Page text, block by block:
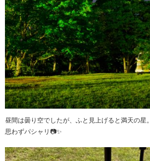
昼間は曇り空でしたが、ふと見上げると満天の星。
思わずパシャリ📷✨